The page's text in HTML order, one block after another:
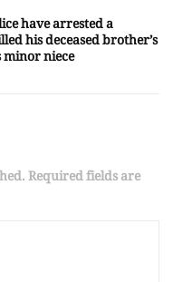
have arrested a
his deceased brother’s
niece
Required fields are